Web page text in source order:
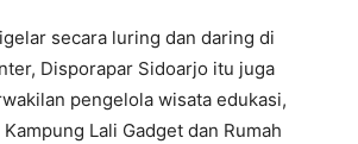
secara luring dan daring di
Disporapar Sidoarjo itu juga
pengelola wisata edukasi,
Lali Gadget dan Rumah